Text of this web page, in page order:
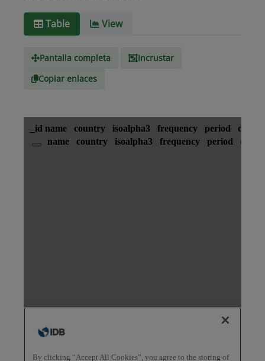
Tipo de
text/csv
Table View
Pantalla completa
Incrustar
Copiar enlaces